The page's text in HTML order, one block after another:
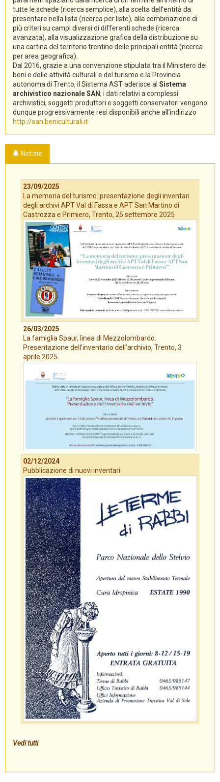
tutte le schede (ricerca semplice), alla scelta dell’entità da
presentare nella lista (ricerca per liste), alla combinazione di
più criteri su campi diversi di differenti schede (ricerca
avanzata), alla visualizzazione grafica della distribuzione su
una cartina del territorio trentino delle principali entità (ricerca
per area geografica).
Dal 2016, grazie a una convenzione stipulata tra il Ministero dei
beni e delle attività culturali e del turismo e la Provincia
autonoma di Trento, il Sistema AST aderisce al Sistema
archivistico nazionale SAN; i dati relativi a complessi
archivistici, soggetti produttori e soggetti conservatori vengono
dunque progressivamente resi disponibili anche all’indirizzo
http://san.beniculturali.it
Notizie
23/09/2025
La memoria del turismo: presentazione degli inventari
degli archivi APT Val di Fassa e APT San Martino di
Castrozza e Primiero, Trento, 25 settembre 2025
26/03/2025
La famiglia Spaur, linea di Mezzolombardo.
Presentazione dell’inventario dell’archivio, Trento, 3
aprile 2025
02/12/2024
Pubblicazione di nuovi inventari
Vedi tutti